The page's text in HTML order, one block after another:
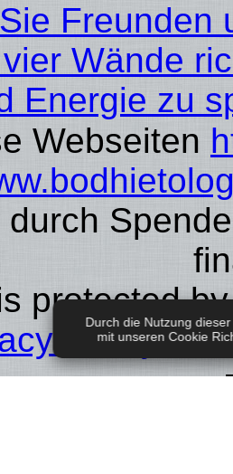
Freunden
Wände
Energie zu
Webseiten
durch
protected
Policy
Durch die Nutzung
mit unseren Cookie